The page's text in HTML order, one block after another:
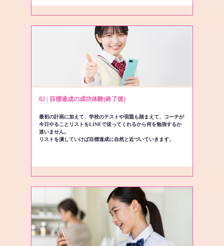
02 | 目標達成の成功体験(終了後)
最初の計画に加えて、学校のテストや宿題も踏まえて、コーチが
今日やることリストをLINEで送ってくれるから何を勉強するか
迷いません。
リストを潰していけば目標達成に自然と近づいていきます。